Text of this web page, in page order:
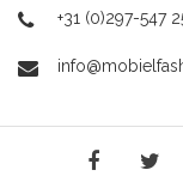
+31 (0)297-547